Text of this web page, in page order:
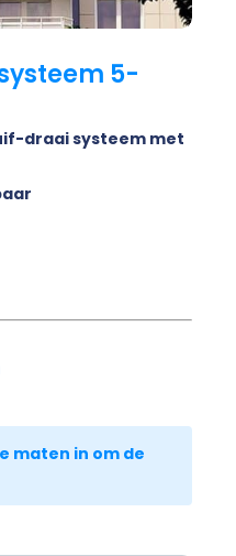
5-
draai systeem met